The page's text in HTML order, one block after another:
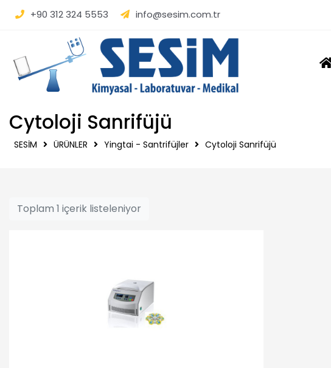
SESİM | Kimyasal -
+90 312 324 5553 info@sesim.com.tr
Cytoloji Sanrifüjü
SESİM ÜRÜNLER Yingtai - Santrifüjler Cytoloji Sanrifüjü
Toplam 1 içerik listeleniyor